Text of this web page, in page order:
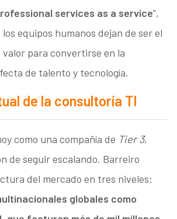
services as a service”,
equipos humanos dejan de ser el
para convertirse en la
de talento y tecnología.
de la consultoría TI
como una compañía de Tier 3,
de seguir escalando. Barreiro
del mercado en tres niveles:
globales como